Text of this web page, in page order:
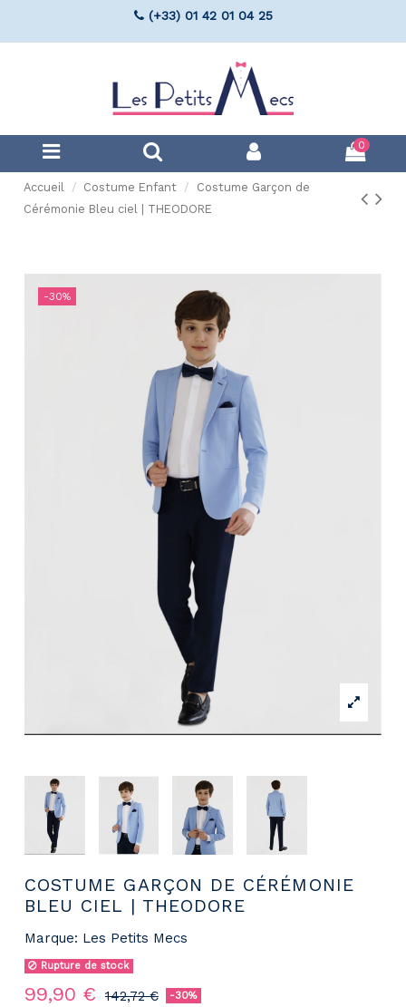
(+33) 01 42 01 04 25
0
Accueil Costume Enfant
Costume Garçon de
Cérémonie Bleu ciel | THEODORE
-30%
COSTUME GARÇON DE CÉRÉMONIE
BLEU CIEL | THEODORE
Marque: Les Petits Mecs
Rupture de stock
99,90 € 142,72 € -30%